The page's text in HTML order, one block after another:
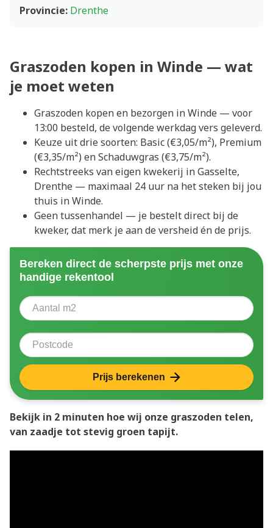
Provincie: Drenthe
Graszoden kopen in Winde — wat
je moet weten
Graszoden kopen en bezorgen in Winde — voor
13:00 besteld, de volgende werkdag vers geleverd.
Keuze uit drie soorten: Basic (€3,05/m²), Premium
(€3,35/m²) en Schaduwgras (€3,75/m²).
Rechtstreeks van eigen kwekerij in Gasselte,
Drenthe — maximaal 24 uur na het steken bij jou
thuis in Winde.
Geen tussenhandel — je bestelt direct bij de
kweker, dat merk je aan de versheid én de prijs.
Bereken direct de scherpste prijs met onze
handige rekentool
Aantal vierkante meter
Postcode
Prijs berekenen
Bekijk in 2 minuten hoe wij onze graszoden telen,
van zaadje tot stevig groen tapijt.